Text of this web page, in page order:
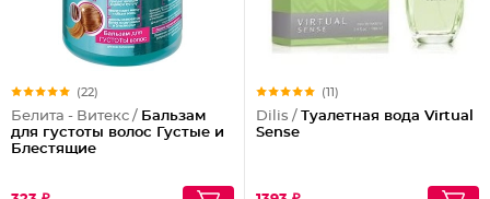
(22)
Белита - Витекс / Бальзам
для густоты волос Густые и
Блестящие
(11)
Dilis / Туалетная вода Virtual
Sense